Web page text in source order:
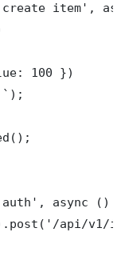
create item',
100 })
`);
async ()
api/v1/